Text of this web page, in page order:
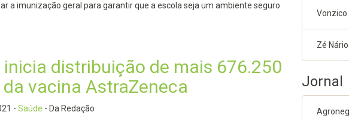
a imunização geral para garantir que a escola seja um ambiente seguro
inicia distribuição de mais 676.250
vacina AstraZeneca
- Saúde - Da Redação
Vonzico
Zé Nário
Jornal